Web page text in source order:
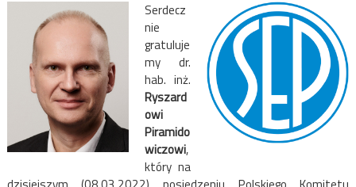
Serdecz
nie
gratuluje
my dr.
hab. inż.
Ryszard
owi
Piramido
wiczowi,
który na